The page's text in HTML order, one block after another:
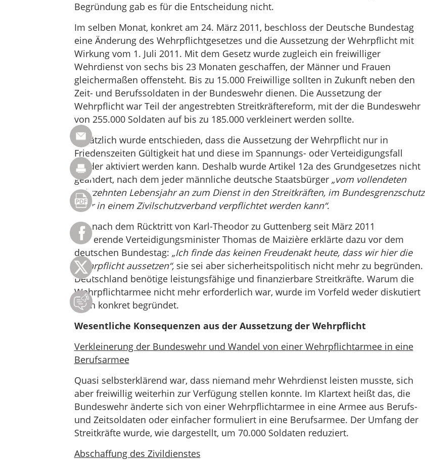
Begründung gab es für die Entscheidung nicht.
Im selben Monat, konkret am 24. März 2011, beschloss der Deutsche Bundestag
eine Änderung des Wehrpflichtgesetzes und die Aussetzung der Wehrpflicht mit
Wirkung vom 1. Juli 2011. Mit dem Gesetz wurde zugleich ein freiwilliger
Wehrdienst von sechs bis 23 Monaten geschaffen, der Männer und Frauen
gleichermaßen offensteht. Bis zu 15.000 Freiwillige sollten in Zukunft neben den
Zeit- und Berufssoldaten in der Bundeswehr dienen. Die Aussetzung der
Wehrpflicht war Teil der angestrebten Streitkräftereform, mit der die Bundeswehr
von 255.000 Soldaten auf bis zu 185.000 verkleinert werden sollte.
Zusätzlich wurde entschieden, dass die Aussetzung der Wehrpflicht nur in
Friedenszeiten Gültigkeit hat und diese im Spannungs- oder Verteidigungsfall
wieder aktiviert werden kann. Deshalb wurde Artikel 12a des Grundgesetzes nicht
geändert, nach dem jeder männliche deutsche Staatsbürger „vom vollendeten
achtzehnten Lebensjahr an zum Dienst in den Streitkräften, im Bundesgrenzschutz
oder in einem Zivilschutzverband verpflichtet werden kann“.
Der nach dem Rücktritt von Karl-Theodor zu Guttenberg seit März 2011
amtierende Verteidigungsminister Thomas de Maizière erklärte dazu vor dem
deutschen Bundestag: „Ich finde das keinen Freudenakt heute, dass wir hier die
Wehrpflicht aussetzen“, sie sei aber sicherheitspolitisch nicht mehr zu begründen.
Deutschland benötige leistungsfähige und finanzierbare Streitkräfte. Warum die
Wehrpflichtarmee nicht mehr erforderlich war, wurde im Vorfeld weder diskutiert
noch konkret begründet.
Wesentliche Konsequenzen aus der Aussetzung der Wehrpflicht
Verkleinerung der Bundeswehr und Wandel von einer Wehrpflichtarmee in eine
Berufsarmee
Quasi selbsterklärend war, dass niemand mehr Wehrdienst leisten musste, sich
aber freiwillig weiterhin zur Verfügung stellen konnte. Im Klartext heißt das, die
Bundeswehr änderte sich von einer Wehrpflichtarmee in eine Armee aus Berufs-
und Zeitsoldaten oder einfacher formuliert in eine Berufsarmee. Der Umfang der
Streitkräfte wurde, wie dargestellt, um 70.000 Soldaten reduziert.
Abschaffung des Zivildienstes